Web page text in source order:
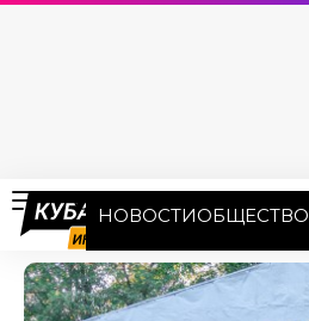
НОВОСТИОБЩЕСТВО